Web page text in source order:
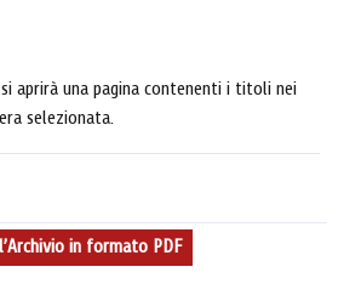
aprirà una pagina contenenti i titoli nei
selezionata.
in formato PDF